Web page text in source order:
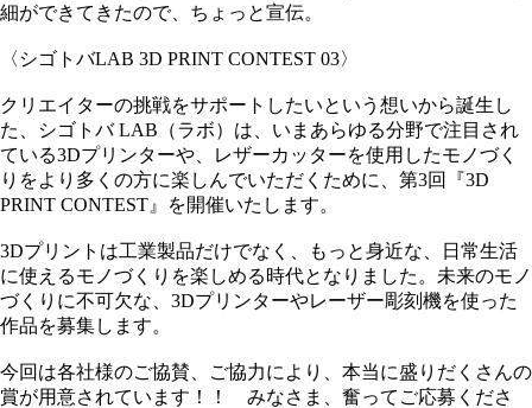
細ができてきたので、ちょっと宣伝。
〈シゴトバLAB 3D PRINT CONTEST 03〉
クリエイターの挑戦をサポートしたいという想いから誕生し
た、シゴトバ LAB（ラボ）は、いまあらゆる分野で注目され
ている3Dプリンターや、レザーカッターを使用したモノづく
りをより多くの方に楽しんでいただくために、第3回『3D
PRINT CONTEST』を開催いたします。
3Dプリントは工業製品だけでなく、もっと身近な、日常生活
に使えるモノづくりを楽しめる時代となりました。未来のモノ
づくりに不可欠な、3Dプリンターやレーザー彫刻機を使った
作品を募集します。
今回は各社様のご協賛、ご協力により、本当に盛りだくさんの
賞が用意されています！！ みなさま、奮ってご応募くださ